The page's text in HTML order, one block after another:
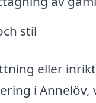
stil
eller
i